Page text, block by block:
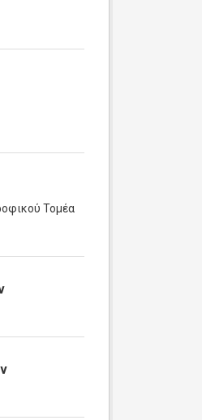
Τομέα